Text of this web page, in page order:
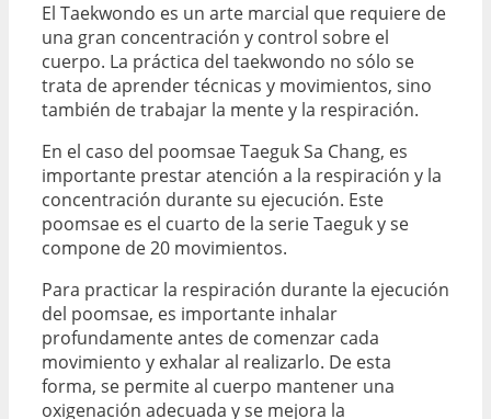
El Taekwondo es un arte marcial que requiere de
una gran concentración y control sobre el
cuerpo. La práctica del taekwondo no sólo se
trata de aprender técnicas y movimientos, sino
también de trabajar la mente y la respiración.
En el caso del poomsae Taeguk Sa Chang, es
importante prestar atención a la respiración y la
concentración durante su ejecución. Este
poomsae es el cuarto de la serie Taeguk y se
compone de 20 movimientos.
Para practicar la respiración durante la ejecución
del poomsae, es importante inhalar
profundamente antes de comenzar cada
movimiento y exhalar al realizarlo. De esta
forma, se permite al cuerpo mantener una
oxigenación adecuada y se mejora la